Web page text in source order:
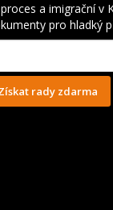
a imigrační v
pro hladký
rady zdarma